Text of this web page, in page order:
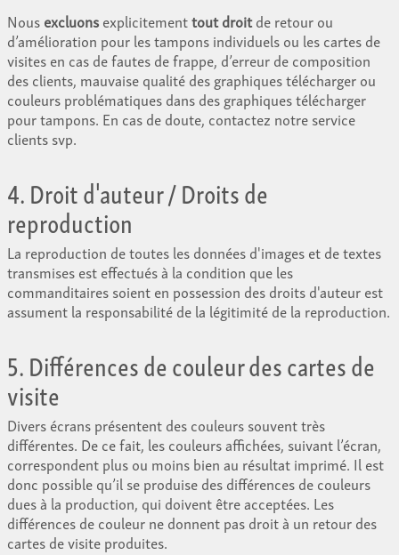
Nousexcluonsexplicitementtout droitde retour ou
d’amélioration pour les tampons individuels ou les cartes de
visites en cas de fautes de frappe, d’erreur de composition
des clients, mauvaise qualité des graphiques télécharger ou
couleurs problématiques dans des graphiques télécharger
pour tampons. En cas de doute, contactez notre service
clients svp.
4. Droit d'auteur / Droits de
reproduction
La reproduction de toutes les données d'images et de textes
transmises est effectués à la condition que les
commanditaires soient en possession des droits d'auteur est
assument la responsabilité de la légitimité de la reproduction.
5. Différences de couleur des cartes de
visite
Divers écrans présentent des couleurs souvent très
différentes. De ce fait, les couleurs affichées, suivant l’écran,
correspondent plus ou moins bien au résultat imprimé. Il est
donc possible qu’il se produise des différences de couleurs
dues à la production, qui doivent être acceptées. Les
différences de couleur ne donnent pas droit à un retour des
cartes de visite produites.